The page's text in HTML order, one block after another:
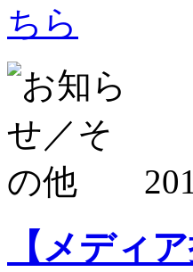
【メディ